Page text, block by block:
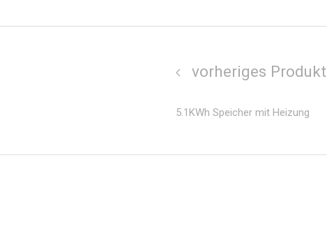
vorheriges Produkt
5.1KWh Speicher mit Heizung